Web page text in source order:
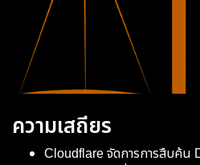
ความเสถียร
Cloudflare จัดการการสืบค้น